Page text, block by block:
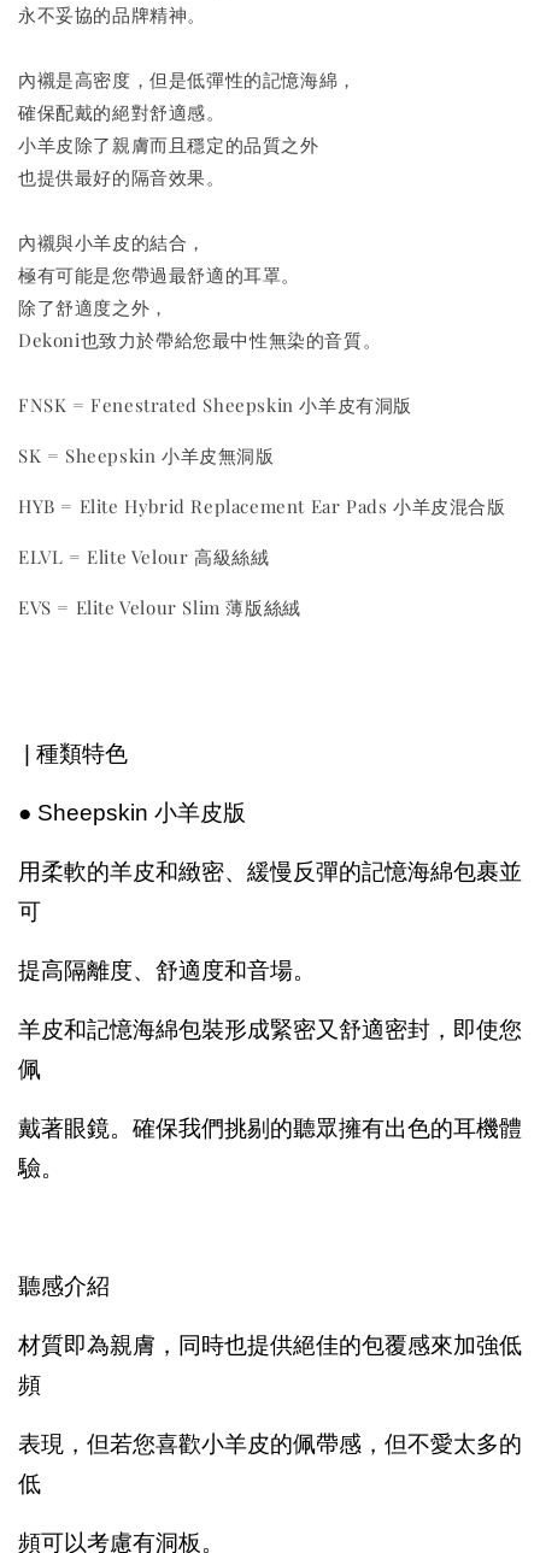
永不妥協的品牌精神。
內襯是高密度，但是低彈性的記憶海綿，
確保配戴的絕對舒適感。
小羊皮除了親膚而且穩定的品質之外
也提供最好的隔音效果。
內襯與小羊皮的結合，
極有可能是您帶過最舒適的耳罩。
除了舒適度之外，
Dekoni也致力於帶給您最中性無染的音質。
FNSK = Fenestrated Sheepskin 小羊皮有洞版
SK = Sheepskin 小羊皮無洞版
HYB = Elite Hybrid Replacement Ear Pads 小羊皮混合版
ELVL = Elite Velour 高級絲絨
EVS = Elite Velour Slim 薄版絲絨
| 種類特色
● Sheepskin 小羊皮版
用柔軟的羊皮和緻密、緩慢反彈的記憶海綿包裹並
可
提高隔離度、舒適度和音場。
羊皮和記憶海綿包裝形成緊密又舒適密封，即使您
佩
戴著眼鏡。確保我們挑剔的聽眾擁有出色的耳機體
驗。
聽感介紹
材質即為親膚，同時也提供絕佳的包覆感來加強低
頻
表現，但若您喜歡小羊皮的佩帶感，但不愛太多的
低
頻可以考慮有洞板。